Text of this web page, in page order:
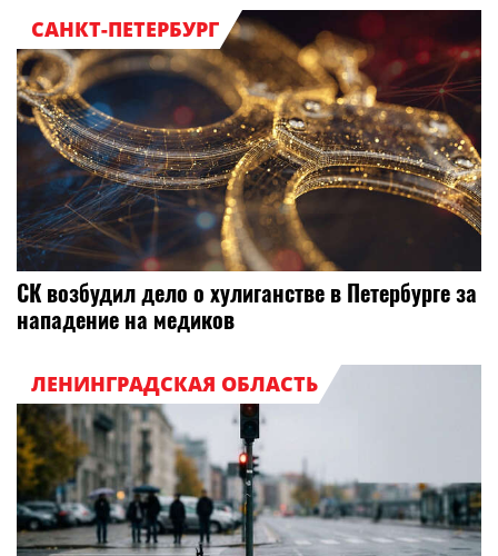
САНКТ-ПЕТЕРБУРГ
СК возбудил дело о хулиганстве в Петербурге за
нападение на медиков
ЛЕНИНГРАДСКАЯ ОБЛАСТЬ